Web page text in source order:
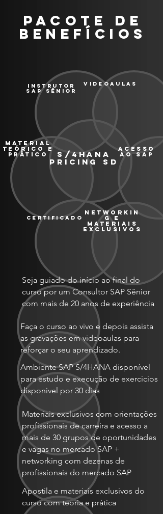
PACOTE DE
BENEFÍCIOS
INSTRUTOR
SAP SÊNIOR
VIDEOAULAS
S/4HANA
PRICING SD
material
teórico e
prático
networkin
g e
materiais
exclusivos
certificado
ACESSO
AO SAP
Seja guiado do início ao final do
curso por um Consultor SAP Sênior
com mais de 20 anos de experiência
Faça o curso ao vivo e depois assista
as gravações em videoaulas para
reforçar o seu aprendizado.
Ambiente SAP S/4HANA disponível
para estudo e execução de exercicios
disponivel por 30 dias
Materiais exclusivos com orientações
profissionais de carreira e acesso a
mais de 30 grupos de oportunidades
e vagas no mercado SAP +
networking com dezenas de
profissionais do mercado SAP
Apostila e materiais exclusivos do
curso com teoria e prática